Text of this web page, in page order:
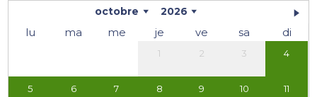
octobre 2026
lu ma me je ve sa di
1 2 3 4
5 6 7 8 9 10 11